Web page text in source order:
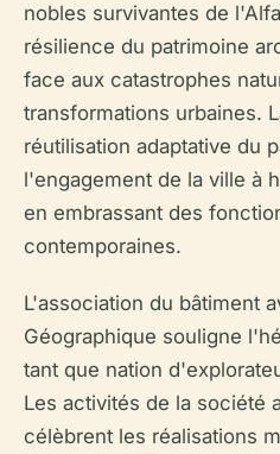
nobles survivantes de
résilience du patrimoine
face aux catastrophes
transformations urbaines.
réutilisation adaptative du
l'engagement de la ville à
en embrassant des
contemporaines.
L'association du bâtiment
Géographique souligne
tant que nation
Les activités de la société
célèbrent les réalisations